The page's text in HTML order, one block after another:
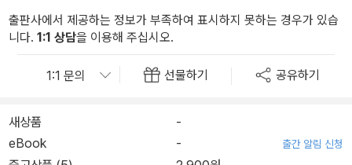
출판사에서 제공하는 정보가 부족하여 표시하지 못하는 경우가 있습
니다. 1:1 상담을 이용해 주십시오.
선물하기 공유하기
새상품
-
eBook
- 출간 알림 신청